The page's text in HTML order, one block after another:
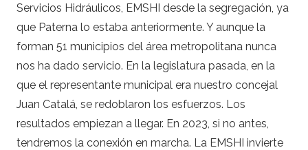
Servicios Hidráulicos, EMSHI desde la segregación, ya
que Paterna lo estaba anteriormente. Y aunque la
forman 51 municipios del área metropolitana nunca
nos ha dado servicio. En la legislatura pasada, en la
que el representante municipal era nuestro concejal
Juan Catalá, se redoblaron los esfuerzos. Los
resultados empiezan a llegar. En 2023, si no antes,
tendremos la conexión en marcha. La EMSHI invierte